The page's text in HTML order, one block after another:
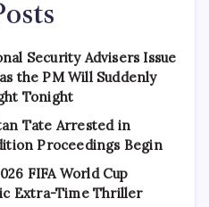
Security Advisers Issue
the PM Will Suddenly
Tonight
Tate Arrested in
Proceedings Begin
FIFA World Cup
Extra-Time Thriller